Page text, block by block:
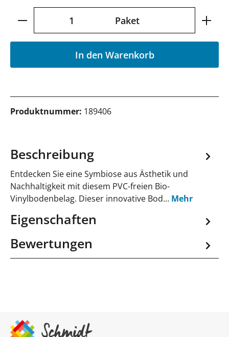
Produkt Anzahl: Gib den gewünschten
Paket
In den Warenkorb
Produktnummer: 189406
Beschreibung
Entdecken Sie eine Symbiose aus Ästhetik und
Nachhaltigkeit mit diesem PVC-freien Bio-
Vinylbodenbelag. Dieser innovative Bod… Mehr
Eigenschaften
Bewertungen